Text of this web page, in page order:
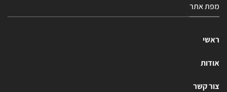
מפת אתר
ראשי
אודות
צור קשר